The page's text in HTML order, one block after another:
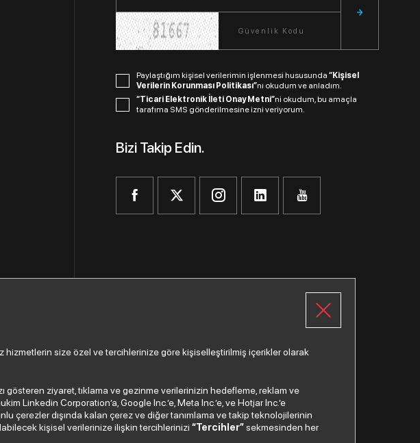
Paylaştığım kişisel verilerimin işlenmesi hususunda “Kişisel
Verilerin Korunması Politikası”nı okudum ve anladım.
“Ticari Elektronik İleti Onay Metni”ni okudum, bu amaçla
tarafıma SMS gönderilmesine izni veriyorum.
Bizi Takip Edin.
Çağrı Merkezi
0850200 2 888
size özel ve tercihlerinize göre kişiselleştirilmiş içerikler olarak
gösteren ziyaret, tıklama ve gezinme verilerinizin hedefleme, reklam ve
Linkedin Corporation’a, Google Inc.’e, Meta Inc.’e, ve Hotjar Inc.’e
çerezler dışında kalan çerez ve diğer tanımlama ve takip teknolojilerinin
olabilecek kişisel verilerinize ilişkin tercihlerinizi“Tercihler”sekmesinden her